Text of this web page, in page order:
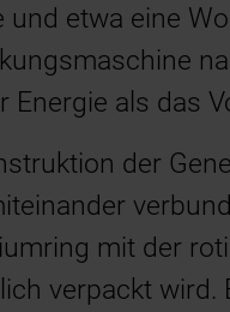
und etwa eine
Energie als das
der
mit der
verpackt wird.